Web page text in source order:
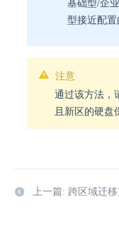
基础型/企
型接近配置
注意
通过该方法，
且新区的硬盘
上一篇: 跨区域迁移